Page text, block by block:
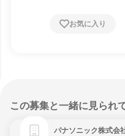
お気に入り
この募集と一緒に見られ
パナソニック株式会